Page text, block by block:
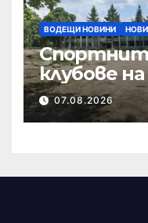
ВОДЕЩИ НОВИНИ
клубове
кмета за
07.08.2026